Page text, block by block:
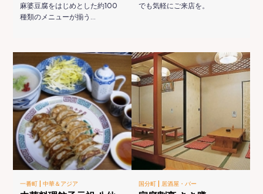
麻婆豆腐をはじめとした約100
種類のメニューが揃う…
でも気軽にご来店を。
一番町 |中華＆アジア 国分町 | 居酒屋・バー